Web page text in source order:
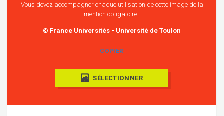
Vous devez accompagner chaque utilisation de cette image de la
mention obligatoire :
© France Universités - Université de Toulon
COPIER
SÉLECTIONNER